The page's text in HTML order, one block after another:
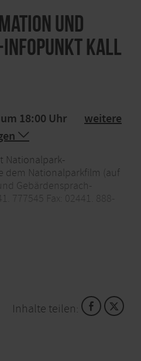
und
Kall
18:00 Uhr
weitere
Nationalpark-
dem Nationalparkfilm (auf
Gebärdensprach-
777545 Fax: 02441. 888-
Inhalte teilen: